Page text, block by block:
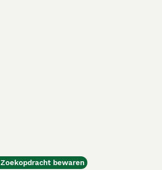
Zoekopdracht bewaren